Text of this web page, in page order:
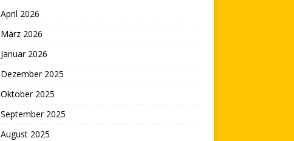
April 2026
März 2026
Januar 2026
Dezember 2025
Oktober 2025
September 2025
August 2025